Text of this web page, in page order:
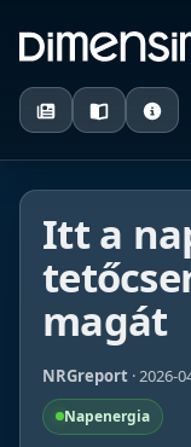
Itt a
magát
NRGreport · 2026-
Napenergia